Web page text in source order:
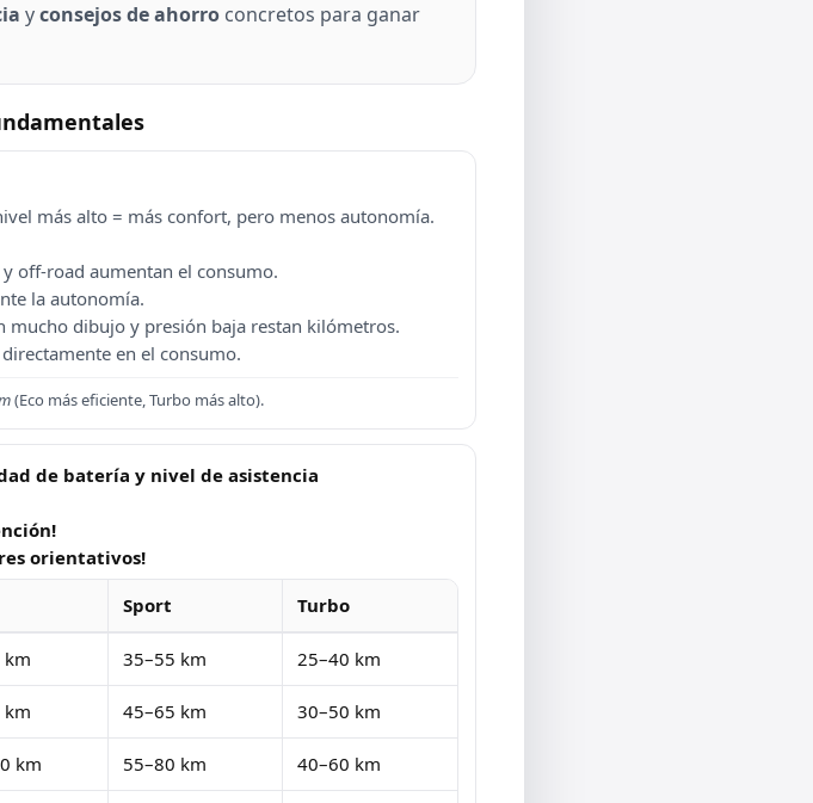
yconsejos de ahorro concretos para ganar
más alto = más confort, pero menos autonomía.
off-road aumentan el consumo.
la autonomía.
mucho dibujo y presión baja restan kilómetros.
en el consumo.
(Eco más eficiente, Turbo más alto).
de batería y nivel de asistencia
orientativos!
Sport Turbo
km 35–55 km 25–40 km
km 45–65 km 30–50 km
km 55–80 km 40–60 km